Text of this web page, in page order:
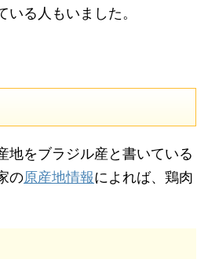
る人もいました。
地をブラジル産と書いている
の原産地情報によれば、鶏肉